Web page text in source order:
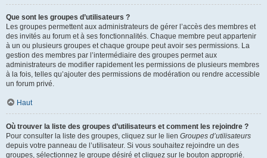
Que sont les groupes d’utilisateurs ?
Les groupes permettent aux administrateurs de gérer l’accès des membres et
des invités au forum et à ses fonctionnalités. Chaque membre peut appartenir
à un ou plusieurs groupes et chaque groupe peut avoir ses permissions. La
gestion des membres par l’intermédiaire des groupes permet aux
administrateurs de modifier rapidement les permissions de plusieurs membres
à la fois, telles qu’ajouter des permissions de modération ou rendre accessible
un forum privé.
Haut
Où trouver la liste des groupes d’utilisateurs et comment les rejoindre ?
Pour consulter la liste des groupes, cliquez sur le lien Groupes d’utilisateurs
depuis votre panneau de l’utilisateur. Si vous souhaitez rejoindre un des
groupes, sélectionnez le groupe désiré et cliquez sur le bouton approprié.